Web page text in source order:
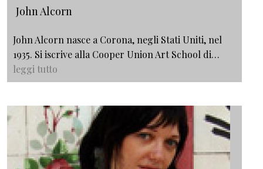
John Alcorn
John Alcorn nasce a Corona, negli Stati Uniti, nel
1935. Si iscrive alla Cooper Union Art School di…
leggi tutto